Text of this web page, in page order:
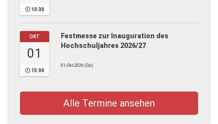
10:30
OKT
01
15:00
Festmesse zur Inauguration des
Hochschuljahres 2026/27
01.Okt.2026 (Do)
Alle Termine ansehen